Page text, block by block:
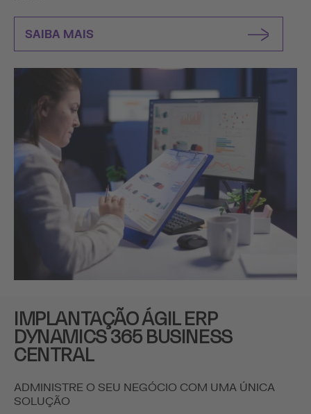
SAIBA MAIS
IMPLANTAÇÃO ÁGIL ERP
DYNAMICS 365 BUSINESS
CENTRAL
ADMINISTRE O SEU NEGÓCIO COM UMA ÚNICA
SOLUÇÃO